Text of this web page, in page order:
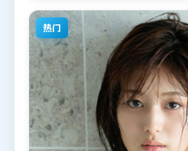
适合喜欢动漫题材的观众观看。
热门